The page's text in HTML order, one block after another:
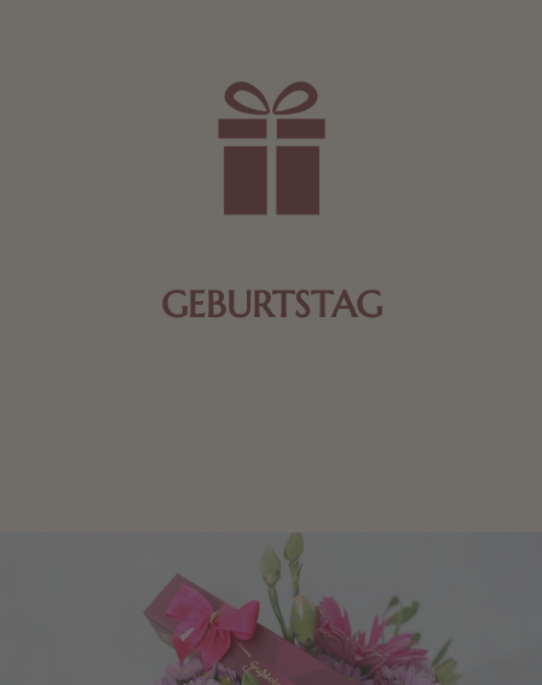
GEBURTSTAG